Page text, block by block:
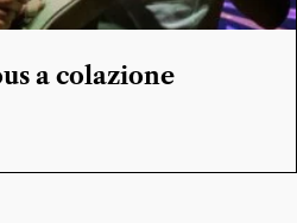
a colazione